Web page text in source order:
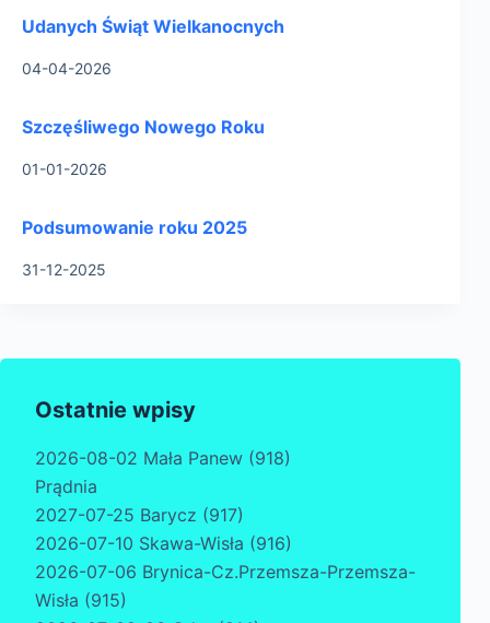
Udanych Świąt Wielkanocnych
04-04-2026
Szczęśliwego Nowego Roku
01-01-2026
Podsumowanie roku 2025
31-12-2025
Ostatnie wpisy
2026-08-02 Mała Panew (918)
Prądnia
2027-07-25 Barycz (917)
2026-07-10 Skawa-Wisła (916)
2026-07-06 Brynica-Cz.Przemsza-Przemsza-
Wisła (915)